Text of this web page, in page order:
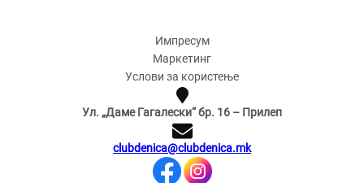
Импресум
Маркетинг
Услови за користење
Ул. „Даме Гагалески“ бр. 16 – Прилеп
clubdenica@clubdenica.mk